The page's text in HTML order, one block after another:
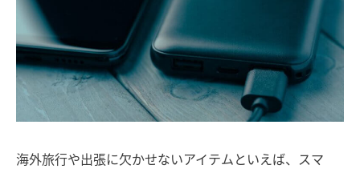
海外旅行や出張に欠かせないアイテムといえば、スマ